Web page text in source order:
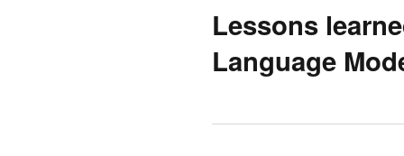
Lessons
Language